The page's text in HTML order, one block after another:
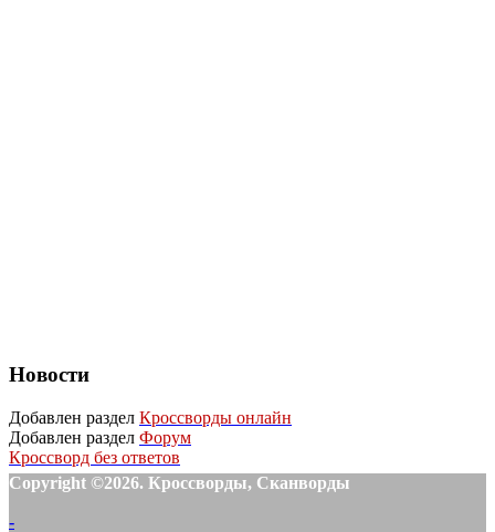
Новости
Добавлен раздел Кроссворды онлайн
Добавлен раздел Форум
Кроссворд без ответов
Copyright ©2026. Кроссворды, Сканворды
-